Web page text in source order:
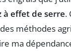
à effet de serre.
méthodes
ma